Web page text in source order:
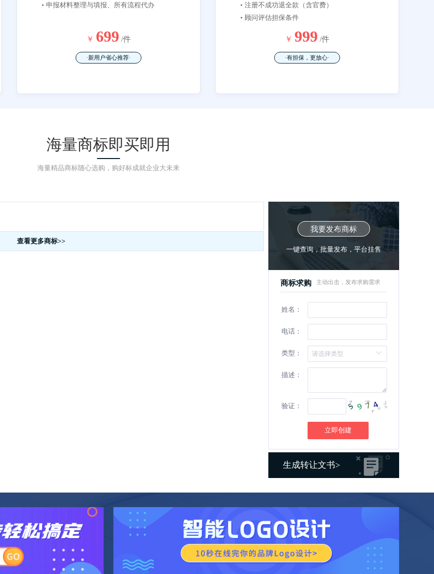
• 申报材料整理与填报、所有流程代办
￥ 699 /件
·新用户省心推荐·
• 注册不成功退全款（含官费）
• 顾问评估担保条件
￥ 999 /件
·有担保，更放心·
海量商标即买即用
海量精品商标随心选购，购好标成就企业大未来
查看更多商标>>
我要发布商标
一键查询，批量发布，平台挂售
商标求购 主动出击，发布求购需求
姓名：
电话：
类型：
描述：
验证：
立即创建
生成转让文书>